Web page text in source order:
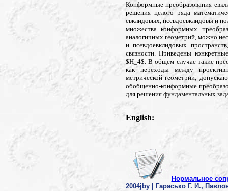
Конформные преобразования
решения целого ряда
евклидовых, псевдоевклидовы и
множества конформных
аналогичных геометрий, можно
и псевдоевклидовых
связности. Приведены
$H_4$. В общем случае такие
как переходы между
метрической геометрии,
обобщенно-конформные
для решения фундаментальных
English:
Нормальное
2004jby | Гарасько Г. И.,